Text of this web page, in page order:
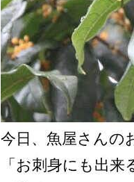
今日、魚屋さんの
「お刺身にも出